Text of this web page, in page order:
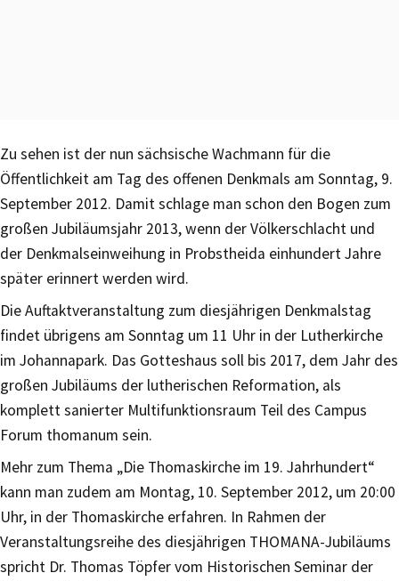
Zu sehen ist der nun sächsische Wachmann für die
Öffentlichkeit am Tag des offenen Denkmals am Sonntag, 9.
September 2012. Damit schlage man schon den Bogen zum
großen Jubiläumsjahr 2013, wenn der Völkerschlacht und
der Denkmalseinweihung in Probstheida einhundert Jahre
später erinnert werden wird.
Die Auftaktveranstaltung zum diesjährigen Denkmalstag
findet übrigens am Sonntag um 11 Uhr in der Lutherkirche
im Johannapark. Das Gotteshaus soll bis 2017, dem Jahr des
großen Jubiläums der lutherischen Reformation, als
komplett sanierter Multifunktionsraum Teil des Campus
Forum thomanum sein.
Mehr zum Thema „Die Thomaskirche im 19. Jahrhundert“
kann man zudem am Montag, 10. September 2012, um 20:00
Uhr, in der Thomaskirche erfahren. In Rahmen der
Veranstaltungsreihe des diesjährigen THOMANA-Jubiläums
spricht Dr. Thomas Töpfer vom Historischen Seminar der